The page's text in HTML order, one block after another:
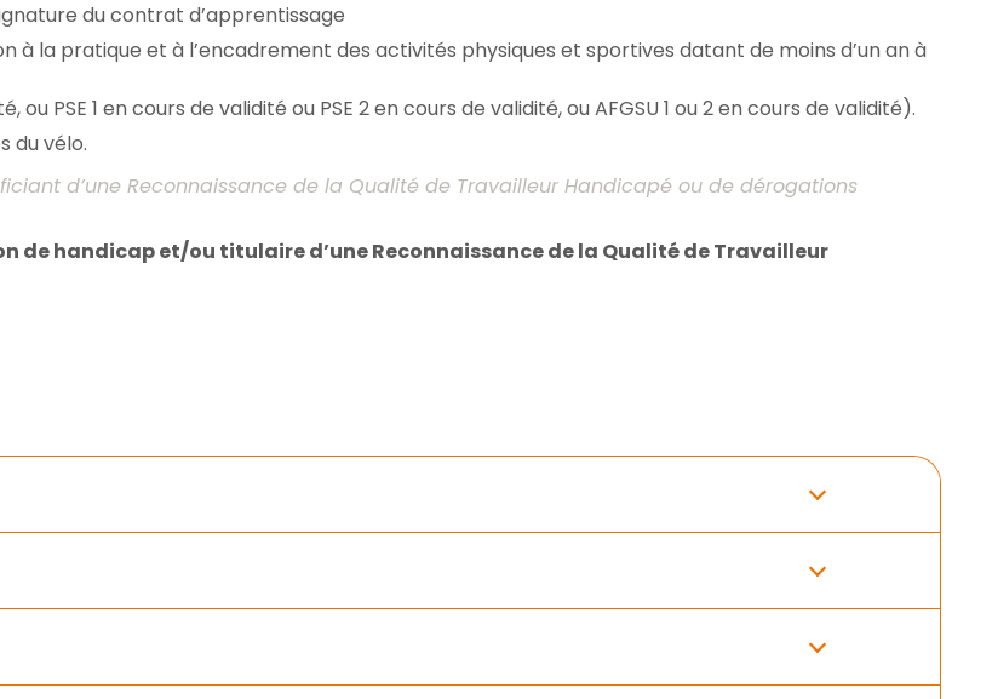
du contrat d’apprentissage
la pratique et à l’encadrement des activités physiques et sportives datant de moins d’un an à
ou PSE 1 en cours de validité ou PSE 2 en cours de validité, ou AFGSU 1 ou 2 en cours de validité).
du vélo.
d’une Reconnaissance de la Qualité de Travailleur Handicapé ou de dérogations
de handicap et/ou titulaire d’une Reconnaissance de la Qualité de Travailleur